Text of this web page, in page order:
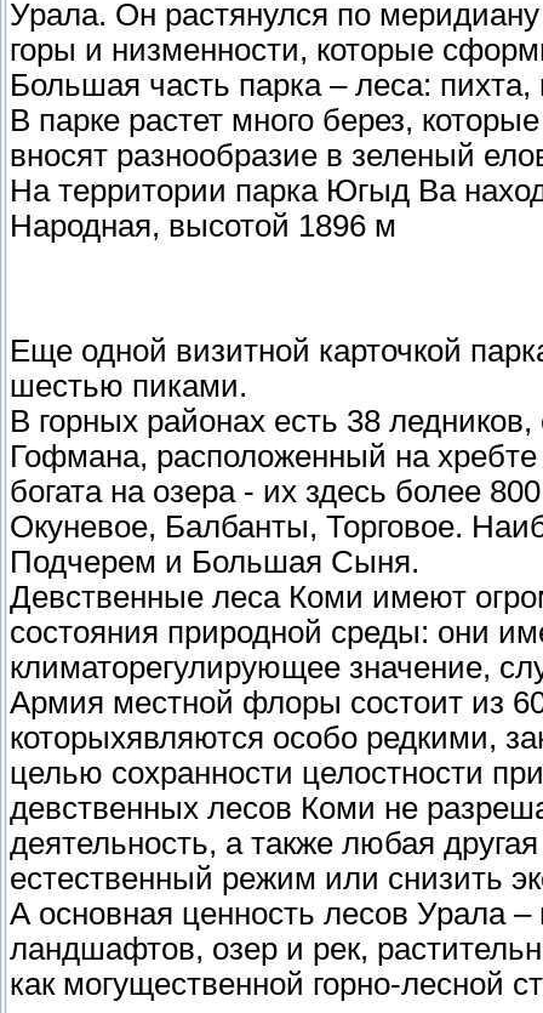
Урала. Он растянулся по
горы и низменности, которые
Большая часть парка – леса:
В парке растет много берез,
вносят разнообразие в зеленый
На территории парка Югыд Ва
Народная, высотой 1896 м
Еще одной визитной карточкой
шестью пиками.
В горных районах есть 38
Гофмана, расположенный на
богата на озера - их здесь более
Окуневое, Балбанты, Торговое.
Подчерем и Большая Сыня.
Девственные леса Коми имеют
состояния природной среды: они
климаторегулирующее значение,
Армия местной флоры состоит из
которыхявляются особо редкими,
целью сохранности целостности
девственных лесов Коми не
деятельность, а также любая
естественный режим или снизить
А основная ценность лесов Урала
ландшафтов, озер и рек,
как могущественной горно-лесной